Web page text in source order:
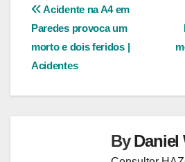
Navegação
de
Post
Acidente na A4 em
Paredes provoca um
morto e dois feridos |
Acidentes
ByDaniel